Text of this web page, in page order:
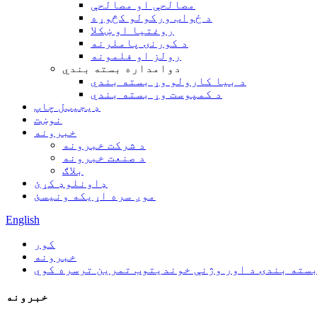
مصالحې او مصالحې
د ځواب ورکولو کڅوړه
روغتیا او ښکلا
د کورنۍ پاملرنه
رولز او فلمونه
دوامداره بسته بندي
د بیا کارولو وړ بسته بندي
د کمپوست وړ بسته بندي
ډیجیټل چاپ
نوښت
خبرونه
د شرکت خبرونه
د صنعت خبرونه
بلاګ
ډاونلوډ کړئ
موږ سره اړیکه ونیسئ
English
کور
خبرونه
بندۍ د اور وژنې خوندیتوب تمرین ترسره کوي
خبرونه